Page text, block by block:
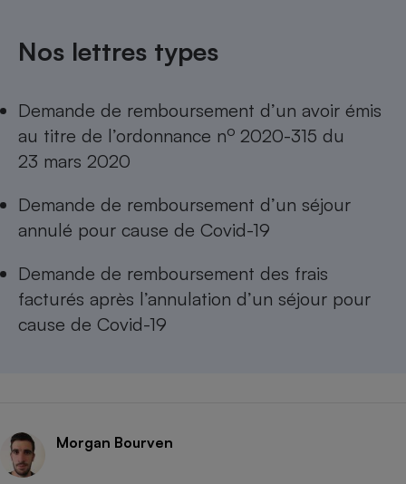
Nos lettres types
Demande de remboursement d’un avoir émis
au titre de l’ordonnance no 2020-315 du
23 mars 2020
Demande de remboursement d’un séjour
annulé pour cause de Covid-19
Demande de remboursement des frais
facturés après l’annulation d’un séjour pour
cause de Covid-19
Morgan Bourven